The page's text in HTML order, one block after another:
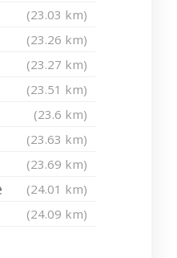
(23.03 km)
(23.26 km)
(23.27 km)
(23.51 km)
(23.6 km)
(23.63 km)
(23.69 km)
(24.01 km)
(24.09 km)